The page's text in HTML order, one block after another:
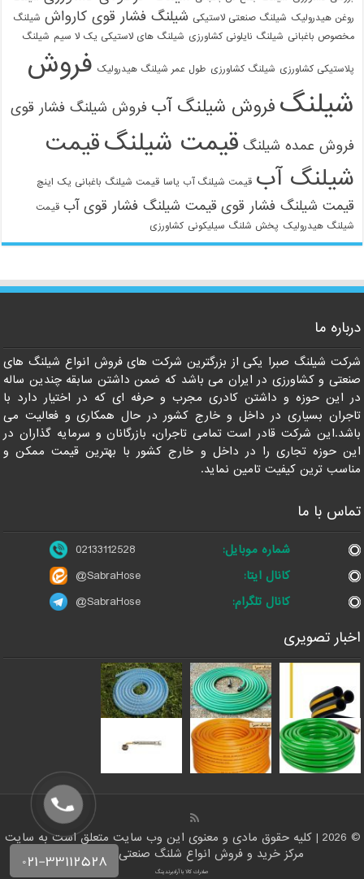
روغن هیدرولیک شیلنگ صنعتی لاستیکی شیلنگ فشار قوی کارواش شیلنگ
مخصوص باغبانی شیلنگ نایلونی کشاورزی شیلنگ های لاستیکی یک لا سیم شیلنگ
پلاستیکی کشاورزی شیلنگ کشاورزی طول عمر شیلنگ هیدرولیک فروش
شیلنگ فروش شیلنگ آب فروش شیلنگ فشار قوی
فروش عمده شیلنگ قیمت شیلنگقیمت
شیلنگ آب قیمت شیلنگ آب یاسا قیمت شیلنگ باغبانی یک اینچ
قیمت شیلنگ فشار قوی قیمت شیلنگ فشار قوی آب قیمت
شیلنگ هیدرولیک پخش شلنگ سیلیکونی کشاورزی
درباره ما
شرکت شیلنگ صبرا یکی از بزرگترین شرکت های فروش انواع شیلنگ های
صنعتی و کشاورزی در ایران می باشد که ضمن داشتن سابقه چندین ساله
در این حوزه و داشتن کادری مجرب و حرفه ای که در اختیار دارد با
تاجران بسیاری در داخل و خارج کشور در حال همکاری و فعالیت می
باشد.این شرکت قادر است تمامی تاجران، بازرگانان و سرمایه گذاران در
این حوزه تجاری را در داخل و خارج کشور با بهترین قیمت ممکن و
مناسب ترین کیفیت تامین نماید.
تماس با ما
شماره موبایل:
02133112528
کانال ایتا:
@SabraHose
کانال تلگرام:
@SabraHose
اخبار تصویری
© 2026 | کلیه حقوق مادی و معنوی این وب سایت متعلق است به سایت
مرکز خرید و فروش انواع شلنگ صنعتی | شلنگ من
صادرات کالا با آرادبرندینگ